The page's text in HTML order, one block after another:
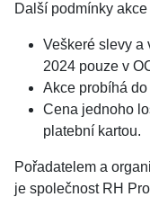
Další podmínky akce
Veškeré slevy a
2024 pouze v
Akce probíhá
Cena jednoho
platební kartou.
Pořadatelem a
je společnost RH